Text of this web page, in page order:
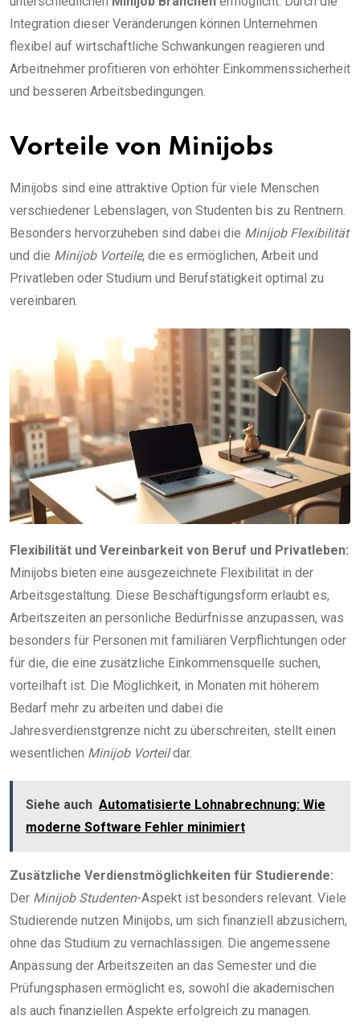
Integration dieser Veränderungen können Unternehmen
flexibel auf wirtschaftliche Schwankungen reagieren und
Arbeitnehmer profitieren von erhöhter Einkommenssicherheit
und besseren Arbeitsbedingungen.
Vorteile von Minijobs
Minijobs sind eine attraktive Option für viele Menschen
verschiedener Lebenslagen, von Studenten bis zu Rentnern.
Besonders hervorzuheben sind dabei die Minijob Flexibilität
und die Minijob Vorteile, die es ermöglichen, Arbeit und
Privatleben oder Studium und Berufstätigkeit optimal zu
vereinbaren.
Flexibilität und Vereinbarkeit von Beruf und Privatleben:
Minijobs bieten eine ausgezeichnete Flexibilität in der
Arbeitsgestaltung. Diese Beschäftigungsform erlaubt es,
Arbeitszeiten an persönliche Bedürfnisse anzupassen, was
besonders für Personen mit familiären Verpflichtungen oder
für die, die eine zusätzliche Einkommensquelle suchen,
vorteilhaft ist. Die Möglichkeit, in Monaten mit höherem
Bedarf mehr zu arbeiten und dabei die
Jahresverdienstgrenze nicht zu überschreiten, stellt einen
wesentlichen Minijob Vorteildar.
Siehe auch Automatisierte Lohnabrechnung: Wie
moderne Software Fehler minimiert
Zusätzliche Verdienstmöglichkeiten für Studierende:
Der Minijob Studenten-Aspekt ist besonders relevant. Viele
Studierende nutzen Minijobs, um sich finanziell abzusichern,
ohne das Studium zu vernachlässigen. Die angemessene
Anpassung der Arbeitszeiten an das Semester und die
Prüfungsphasen ermöglicht es, sowohl die akademischen
als auch finanziellen Aspekte erfolgreich zu managen.